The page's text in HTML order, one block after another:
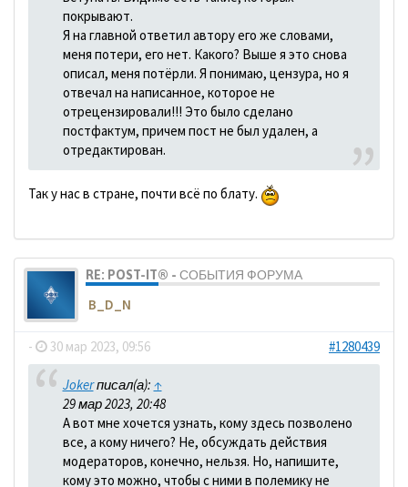
покрывают.
Я на главной ответил автору его же словами,
меня потери, его нет. Какого? Выше я это снова
описал, меня потёрли. Я понимаю, цензура, но я
отвечал на написанное, которое не
отрецензировали!!! Это было сделано
постфактум, причем пост не был удален, а
отредактирован.
Так у нас в стране, почти всё по блату.
RE: POST-IT® - СОБЫТИЯ ФОРУМА
B_D_N
- 30 мар 2023, 09:56 #1280439
Jokerписал(а): ↑
29 мар 2023, 20:48
А вот мне хочется узнать, кому здесь позволено
все, а кому ничего? Не, обсуждать действия
модераторов, конечно, нельзя. Но, напишите,
кому это можно, чтобы с ними в полемику не